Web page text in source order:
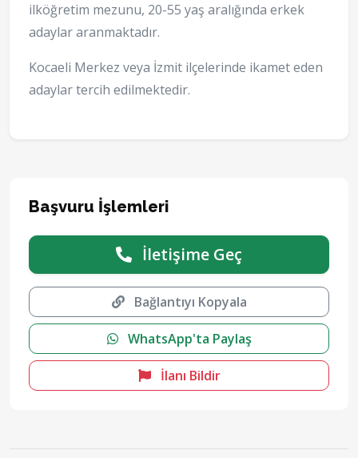
ilköğretim mezunu, 20-55 yaş aralığında erkek
adaylar aranmaktadır.
Kocaeli Merkez veya İzmit ilçelerinde ikamet eden
adaylar tercih edilmektedir.
Başvuru İşlemleri
İletişime Geç
Bağlantıyı Kopyala
WhatsApp'ta Paylaş
İlanı Bildir